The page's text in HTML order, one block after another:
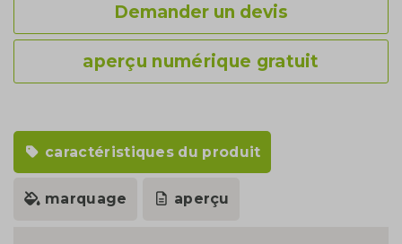
Demander un devis
aperçu numérique gratuit
caractéristiques du produit
marquage aperçu